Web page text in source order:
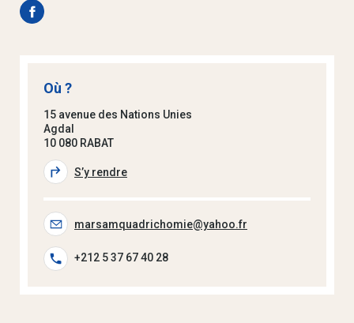
Où ?
15 avenue des Nations Unies
Agdal
10 080 RABAT
S’y rendre
marsamquadrichomie@yahoo.fr
+212 5 37 67 40 28